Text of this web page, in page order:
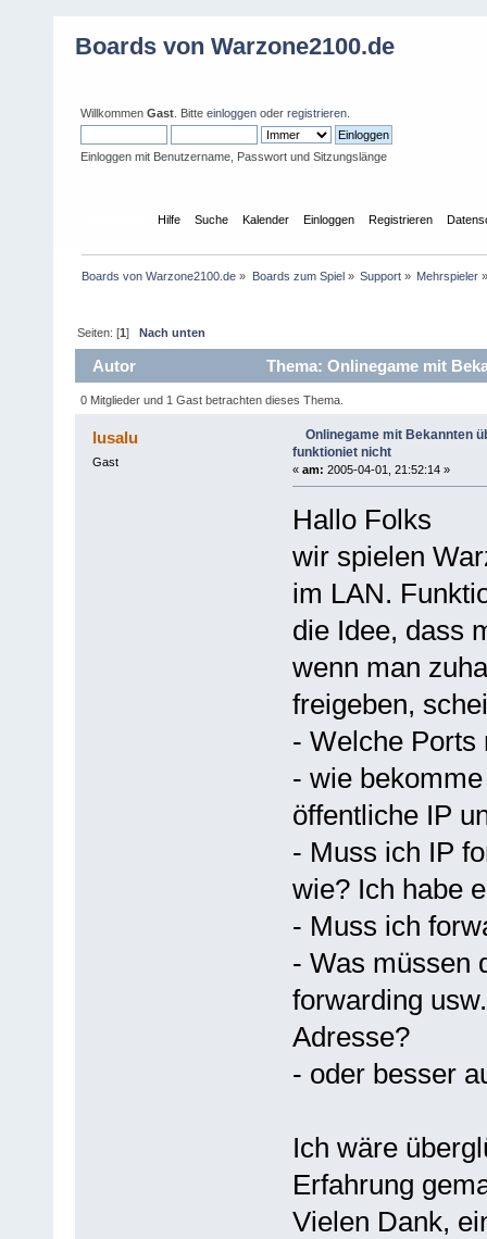
Boards von Warzone2100.de
Willkommen Gast . Bitte einloggen oder registrieren
Einloggen mit Benutzername, Passwort und Sitzungslänge
Hilfe Suche Kalender Einloggen Registrieren
Boards von Warzone2100.de » Boards zum Spiel» Support» Mehrspieler
Seiten: [1]Nach unten
Autor Thema: Onlinegame mit
0 Mitglieder und 1 Gast betrachten dieses Thema.
lusalu
Gast
Onlinegame mit Bekannten
funktioniet nicht
« am: 2005-04-01, 21:52:14 »
Hallo Folks
wir spielen
im LAN.
die Idee, dass
wenn man
freigeben,
- Welche Ports
- wie
öffentliche IP
- Muss ich IP
wie? Ich habe
- Muss ich
- Was müssen
forwarding
Adresse?
- oder besser
Ich wäre
Erfahrung
Vielen Dank,